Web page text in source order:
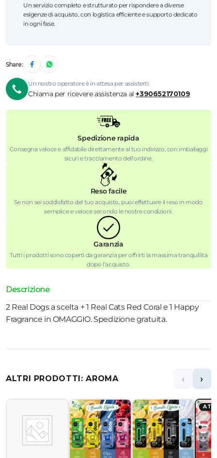
Un servizio completo e strutturato per rispondere a diverse
esigenze di acquisto, con logistica efficiente e supporto dedicato
in ogni fase.
Share:
Un nostro operatore è in attesa per assisterti.
Chiama per ricevere assistenza al+390652170109
Spedizione rapida
Consegna veloce e affidabile direttamente al tuo indirizzo, con imballaggi
sicuri e tracciamento dell’ordine.
Reso facile
Se non sei soddisfatto del tuo acquisto, puoi effettuare il reso in modo
semplice e veloce secondo le nostre condizioni.
Garanzia
Tutti i prodotti sono coperti da garanzia per offrirti la massima tranquillità
dopo l’acquisto.
Descrizione
2 Real Dogs a scelta + 1 Real Cats Red Coral e 1 Happy
Fragrance in OMAGGIO. Spedizione gratuita.
ALTRI PRODOTTI: AROMA ‹ ›